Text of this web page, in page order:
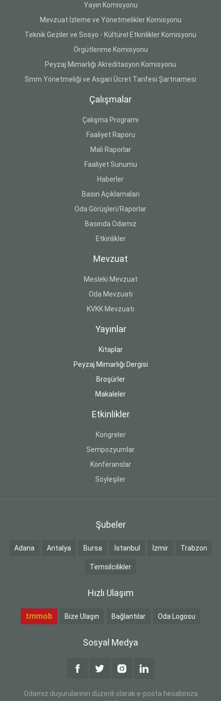
Yayın Komisyonu
Mevzuat İzleme ve Yönetmelikler Komisyonu
Teknik Geziler ve Sosyo - Kültürel Etkinlikler Komisyonu
Örgütlenme Komisyonu
Peyzaj Mimarlığı Akreditasyon Komisyonu
Smm Yönetmeliği ve Asgari Ücret Tarifesi Şartnamesi
Çalışmalar
Çalışma Programı
Faaliyet Raporu
Mali Raporlar
Faaliyet Sunumu
Haberler
Basın Açıklamaları
Oda Görüşleri/Raporlar
Basında Odamız
Etkinlikler
Mevzuat
Mesleki Mevzuat
Oda Mevzuatı
KVKK Mevzuatı
Yayınlar
Kitaplar
Peyzaj Mimarlığı Dergisi
Broşürler
Makaleler
Etkinlikler
Kongreler
Sempozyumlar
Konferanslar
Söyleşiler
Şubeler
Adana Antalya Bursa İstanbul İzmir Trabzon
Temsilcilikler
Hızlı Ulaşım
tmmob Bize Ulaşın Bağlantılar Oda Logosu
Sosyal Medya
Odamız duyurularının düzenli olarak e-posta hesabınıza